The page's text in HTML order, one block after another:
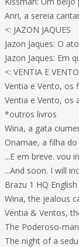
Anri, a sereia
<: JAZON JAQUES
Jazon Jaques: O
Jazon Jaques: Em
<: VENTIA E VENTO
Ventia e Vento, os
Ventia e Vento, os
*outros livros
Wina, a gata
Onamae, a filha do
...E em breve. vou
...And soon. I will
Brazu 1 HQ English
Wina, the jealous
Ventia & Ventos,
The Poderoso-man
The night of a